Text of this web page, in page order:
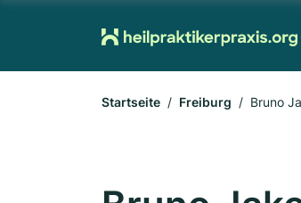
Startseite Freiburg Bruno